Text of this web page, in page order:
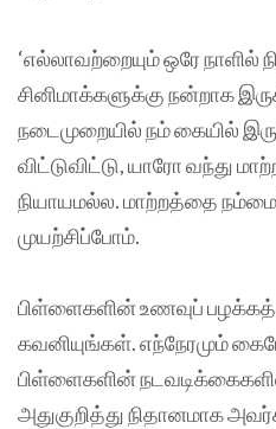
‘எல்லாவற்றையும் ஒரே நாளில்
சினிமாக்களுக்கு நன்றாக
நடைமுறையில் நம் கையில்
விட்டுவிட்டு, யாரோ வந்து
நியாயமல்ல. மாற்றத்தை
முயற்சிப்போம்.
பிள்ளைகளின் உணவுப்
கவனியுங்கள். எந்நேரமும்
பிள்ளைகளின்
அதுகுறித்து நிதானமாக